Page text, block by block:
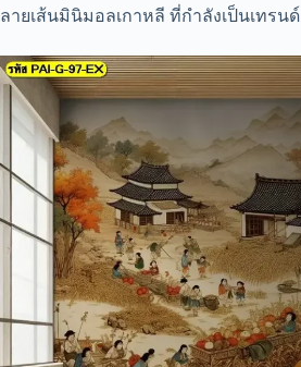
ลายเส้นมินิมอลเกาหลี ที่กำลังเป็นเทรนด์